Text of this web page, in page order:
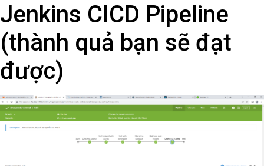
Jenkins CICD Pipeline
(thành quả bạn sẽ đạt
được)
Video
Player